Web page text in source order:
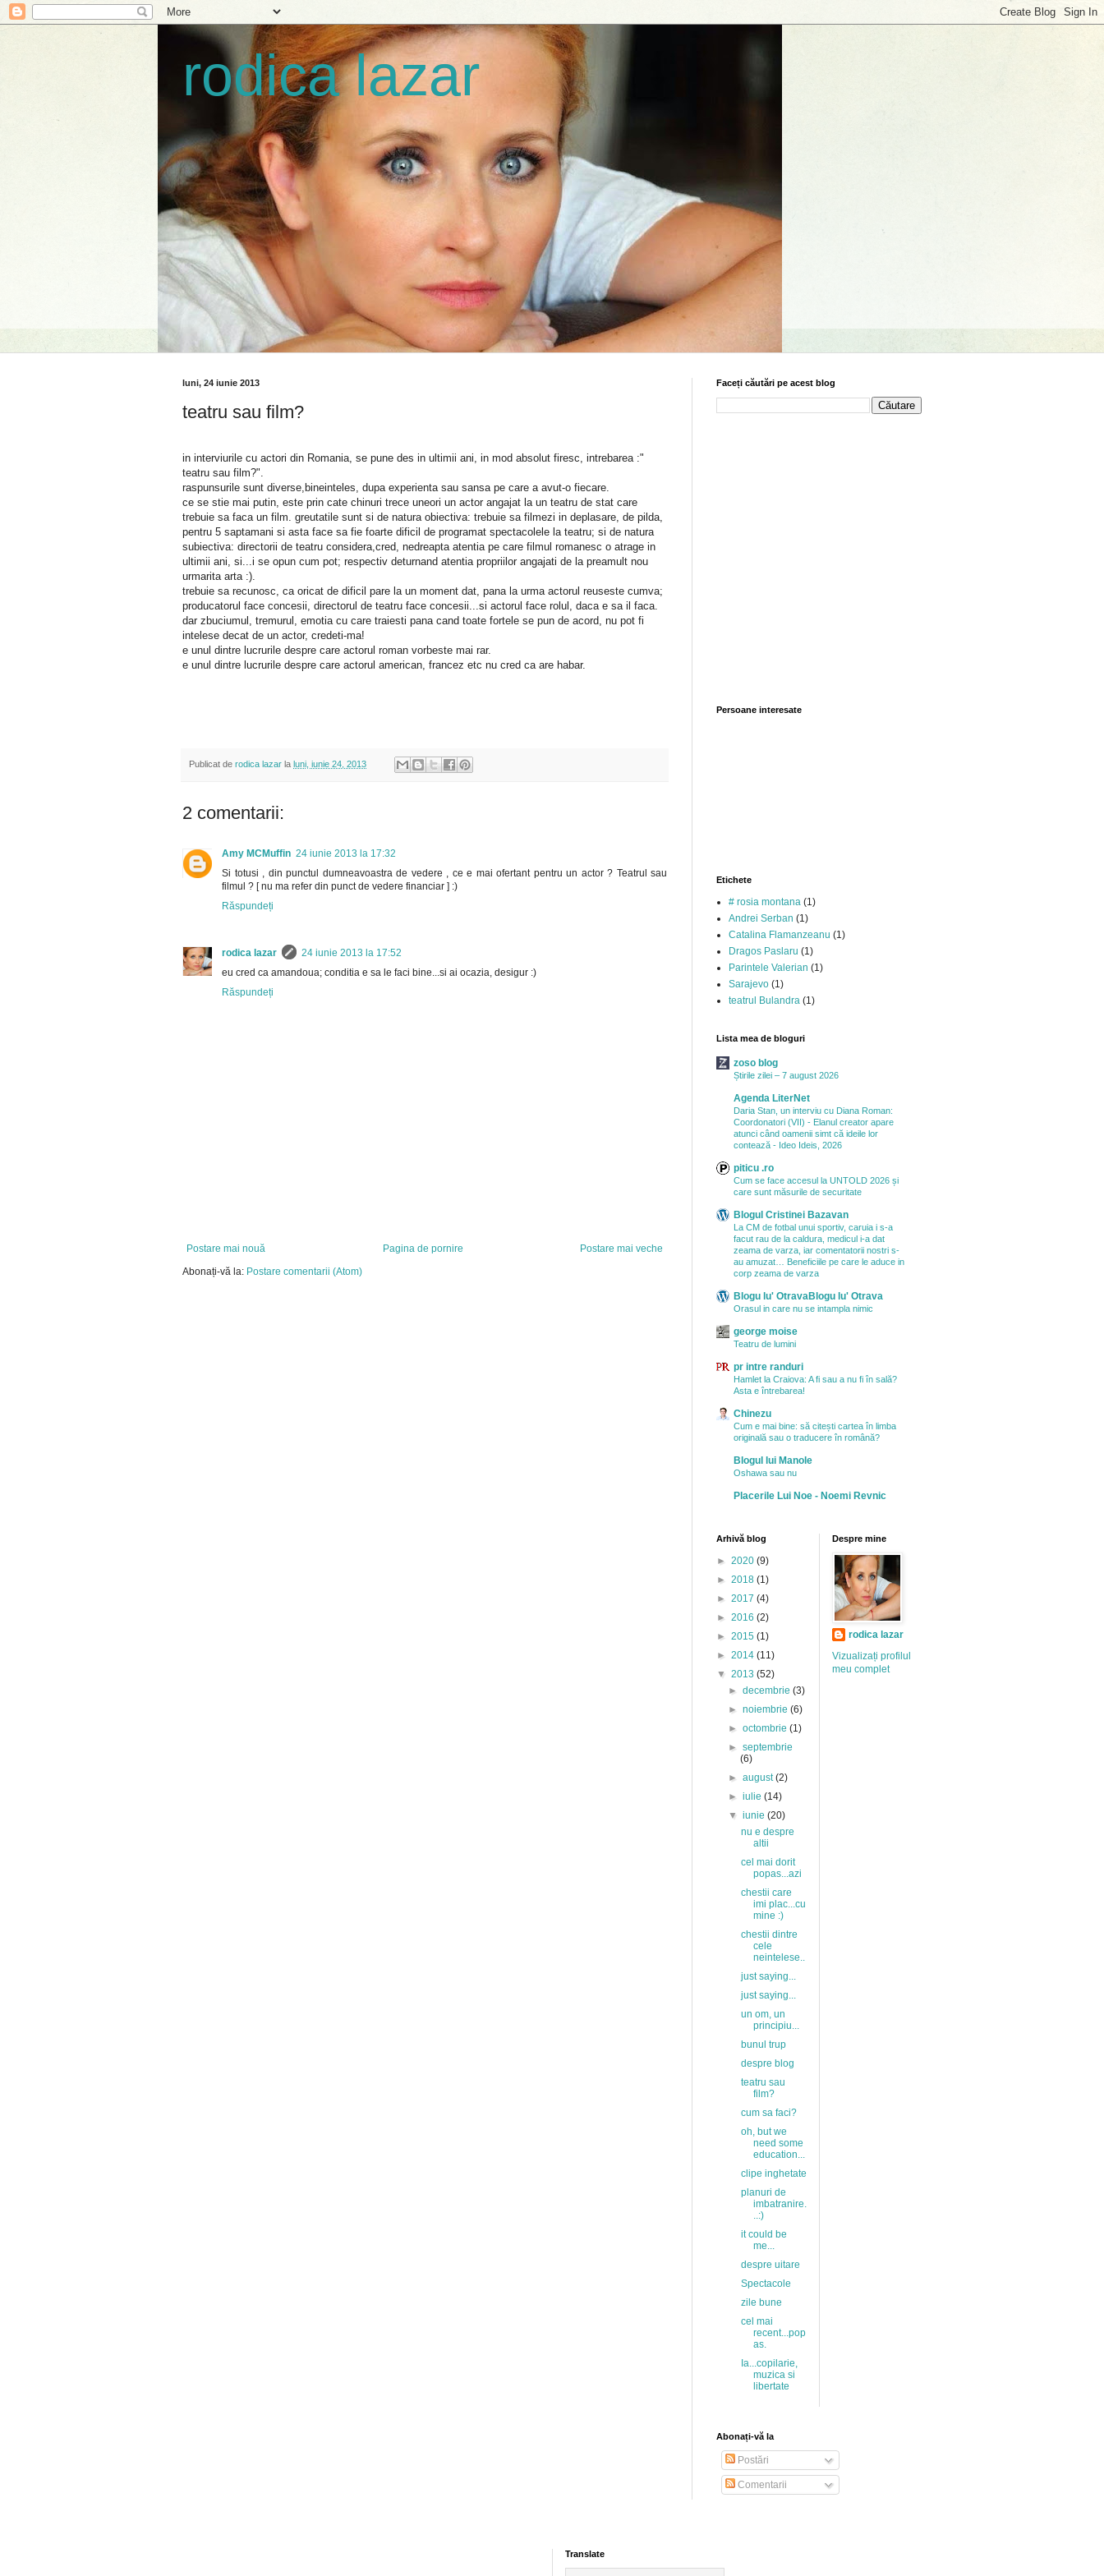
rodica lazar
luni, 24 iunie 2013
teatru sau film?
in interviurile cu actori din Romania, se pune des in ultimii ani, in mod absolut firesc, intrebarea :"
teatru sau film?".
raspunsurile sunt diverse,bineinteles, dupa experienta sau sansa pe care a avut-o fiecare.
ce se stie mai putin, este prin cate chinuri trece uneori un actor angajat la un teatru de stat care
trebuie sa faca un film. greutatile sunt si de natura obiectiva: trebuie sa filmezi in deplasare, de pilda,
pentru 5 saptamani si asta face sa fie foarte dificil de programat spectacolele la teatru; si de natura
subiectiva: directorii de teatru considera,cred, nedreapta atentia pe care filmul romanesc o atrage in
ultimii ani, si...i se opun cum pot; respectiv deturnand atentia propriilor angajati de la preamult nou
urmarita arta :).
trebuie sa recunosc, ca oricat de dificil pare la un moment dat, pana la urma actorul reuseste cumva;
producatorul face concesii, directorul de teatru face concesii...si actorul face rolul, daca e sa il faca.
dar zbuciumul, tremurul, emotia cu care traiesti pana cand toate fortele se pun de acord, nu pot fi
intelese decat de un actor, credeti-ma!
e unul dintre lucrurile despre care actorul roman vorbeste mai rar.
e unul dintre lucrurile despre care actorul american, francez etc nu cred ca are habar.
Publicat de rodica lazar la luni, iunie 24, 2013
2 comentarii:
Amy MCMuffin 24 iunie 2013 la 17:32
Si totusi , din punctul dumneavoastra de vedere , ce e mai ofertant pentru un actor ? Teatrul sau
filmul ? [ nu ma refer din punct de vedere financiar ] :)
Răspundeți
rodica lazar
24 iunie 2013 la 17:52
eu cred ca amandoua; conditia e sa le faci bine...si ai ocazia, desigur :)
Răspundeți
Postare mai nouă Postare mai veche
Pagina de pornire
Abonați-vă la: Postare comentarii (Atom)
Faceți căutări pe acest blog
Persoane interesate
Etichete
# rosia montana (1)
Andrei Serban (1)
Catalina Flamanzeanu (1)
Dragos Paslaru (1)
Parintele Valerian (1)
Sarajevo (1)
teatrul Bulandra (1)
Lista mea de bloguri
zoso blog
Știrile zilei – 7 august 2026
Agenda LiterNet
Daria Stan, un interviu cu Diana Roman:
Coordonatori (VII) - Elanul creator apare
atunci când oamenii simt că ideile lor
contează - Ideo Ideis, 2026
piticu .ro
Cum se face accesul la UNTOLD 2026 și
care sunt măsurile de securitate
Blogul Cristinei Bazavan
La CM de fotbal unui sportiv, caruia i s-a
facut rau de la caldura, medicul i-a dat
zeama de varza, iar comentatorii nostri s-
au amuzat… Beneficiile pe care le aduce in
corp zeama de varza
Blogu lu' OtravaBlogu lu' Otrava
Orasul in care nu se intampla nimic
george moise
Teatru de lumini
pr intre randuri
Hamlet la Craiova: A fi sau a nu fi în sală?
Asta e întrebarea!
Chinezu
Cum e mai bine: să citești cartea în limba
originală sau o traducere în română?
Blogul lui Manole
Oshawa sau nu
Placerile Lui Noe - Noemi Revnic
Arhivă blog
► 2020 (9)
► 2018 (1)
► 2017 (4)
► 2016 (2)
► 2015 (1)
► 2014 (11)
▼ 2013 (52)
►decembrie(3)
►noiembrie(6)
►octombrie(1)
►septembrie
(6)
►august(2)
►iulie(14)
▼iunie(20)
nu e despre
altii
cel mai dorit
popas...azi
chestii care
imi plac...cu
mine :)
chestii dintre
cele
neintelese..
just saying...
just saying...
un om, un
principiu...
bunul trup
despre blog
teatru sau
film?
cum sa faci?
oh, but we
need some
education...
clipe inghetate
planuri de
imbatranire.
..:)
it could be
me...
despre uitare
Spectacole
zile bune
cel mai
recent...pop
as.
Ia...copilarie,
muzica si
libertate
Despre mine
rodica lazar
Vizualizați profilul
meu complet
Abonați-vă la
Postări
Comentarii
Translate